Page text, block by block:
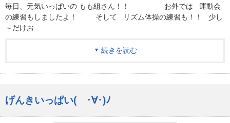
毎日、元気いっぱいの もも組さん！！ お外では 運動会
の練習もしましたよ！ そして リズム体操の練習も！！ 少し
～だけお…
続きを読む
げんきいっぱい( ･∀･)ﾉ